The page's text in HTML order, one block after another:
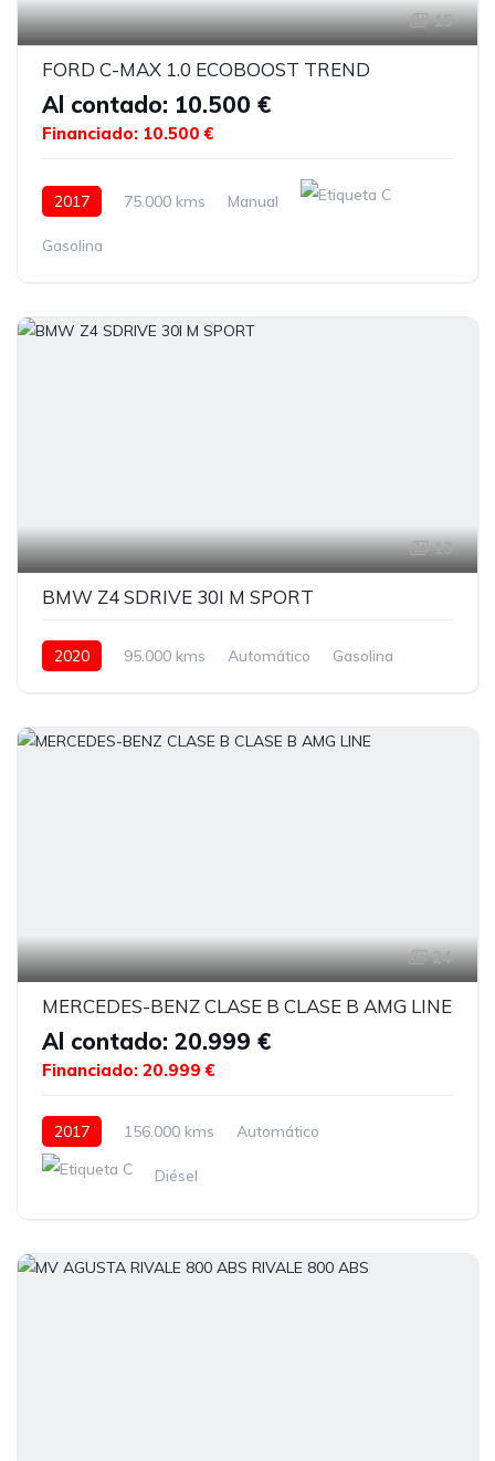
15
FORD C-MAX 1.0 ECOBOOST TREND
Al contado: 10.500 €
Financiado: 10.500 €
2017 75.000 kms Manual
Gasolina
13
BMW Z4 SDRIVE 30I M SPORT
2020 95.000 kms Automático Gasolina
24
MERCEDES-BENZ CLASE B CLASE B AMG LINE
Al contado: 20.999 €
Financiado: 20.999 €
2017 156.000 kms Automático
Diésel